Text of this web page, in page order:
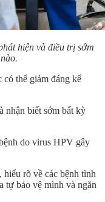
hiện và điều trị sớm
có thể giảm đáng kể
nhận biết sớm bất kỳ
do virus HPV gây
hiểu rõ về các bệnh tình
tự bảo vệ mình và ngăn